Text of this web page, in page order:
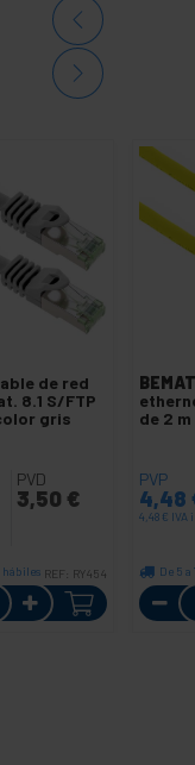
de red
8.1 S/FTP
gris
PVD
3,50 €
hábiles REF: RY454
de 2
PVP
4,48
4,48 € IVA
De 5